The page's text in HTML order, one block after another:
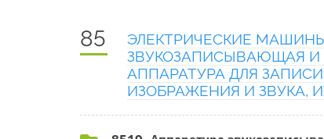
85
ЭЛЕКТРИЧЕСКИЕ
ЗВУКОЗАПИСЫВАЮЩАЯ И
АППАРАТУРА ДЛЯ
ИЗОБРАЖЕНИЯ И ЗВУКА,